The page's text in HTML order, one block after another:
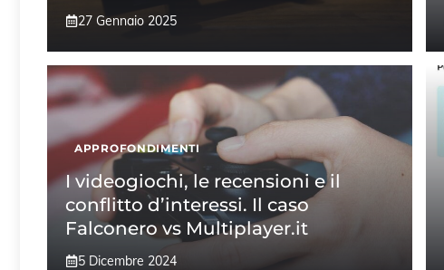
27 Gennaio 2025
APPROFONDIMENTI
I videogiochi, le recensioni e il
conflitto d’interessi. Il caso
Falconero vs Multiplayer.it
5 Dicembre 2024